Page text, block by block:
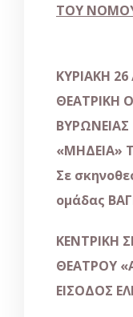
ΤΟΥ
ΚΥΡΙΑΚΗ 26
ΘΕΑΤΡΙΚΗ
ΒΥΡΩΝΕΙΑΣ
«ΜΗΔΕΙΑ»
Σε
ομάδας
ΚΕΝΤΡΙΚΗ
ΘΕΑΤΡΟΥ
ΕΙΣΟΔΟΣ